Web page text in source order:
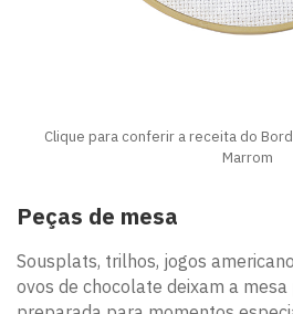
Clique para conferir a receita do
Marrom
Peças de mesa
Sousplats, trilhos, jogos
ovos de chocolate deixam a